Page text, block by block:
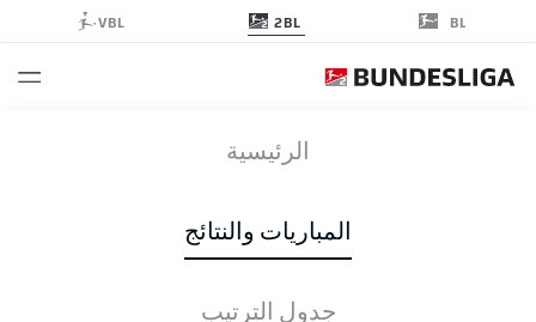
BL
2BL
VBL
الرئيسية
المباريات والنتائج
جدول الترتيب